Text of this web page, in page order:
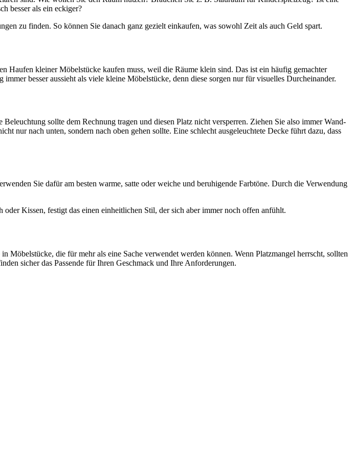
besser als ein eckiger?
zu finden. So können Sie danach ganz gezielt einkaufen, was sowohl Zeit als auch Geld spart.
Haufen kleiner Möbelstücke kaufen muss, weil die Räume klein sind. Das ist ein häufig gemachter
besser aussieht als viele kleine Möbelstücke, denn diese sorgen nur für visuelles Durcheinander.
sollte dem Rechnung tragen und diesen Platz nicht versperren. Ziehen Sie also immer Wand-
nur nach unten, sondern nach oben gehen sollte. Eine schlecht ausgeleuchtete Decke führt dazu, dass
Sie dafür am besten warme, satte oder weiche und beruhigende Farbtöne. Durch die Verwendung
Kissen, festigt das einen einheitlichen Stil, der sich aber immer noch offen anfühlt.
die für mehr als eine Sache verwendet werden können. Wenn Platzmangel herrscht, sollten
sicher das Passende für Ihren Geschmack und Ihre Anforderungen.